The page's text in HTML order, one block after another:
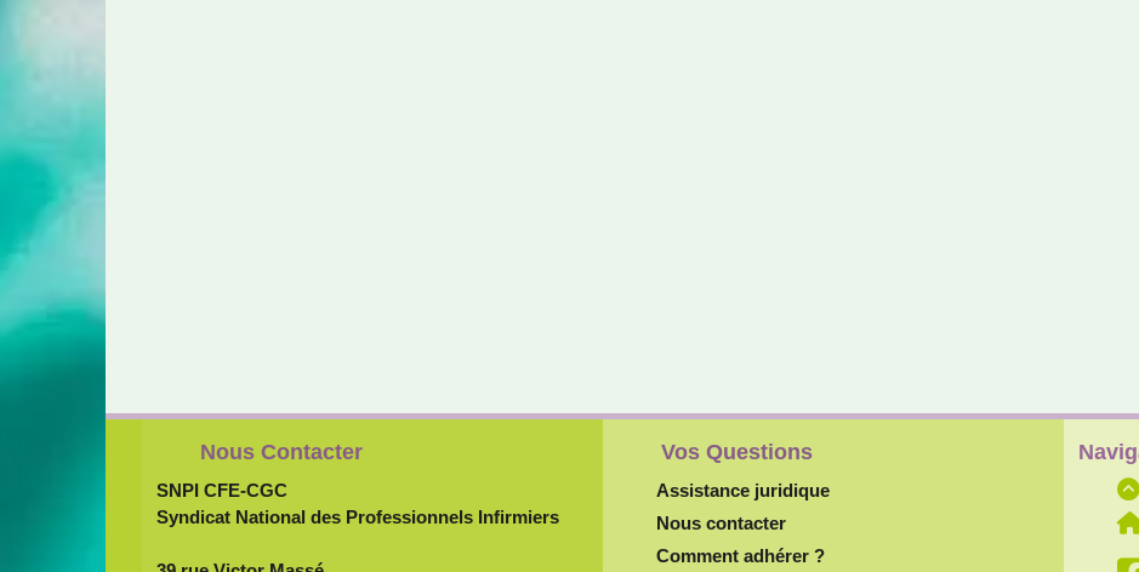
Nous Contacter
SNPI CFE-CGC
Syndicat National des Professionnels Infirmiers
Vos Questions
Assistance juridique
Nous contacter
Comment adhérer ?